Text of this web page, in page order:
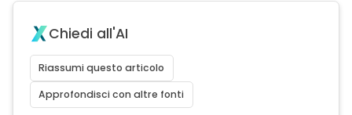
Chiedi all'AI
Riassumi questo articolo
Approfondisci con altre fonti